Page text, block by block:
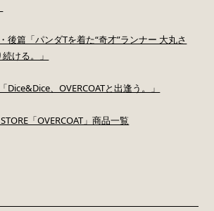
後篇「パンダTを着た“奇才”ランナー 大丸さ
ける。」
Dice&Dice、OVERCOATと出逢う。」
「OVERCOAT」商品一覧